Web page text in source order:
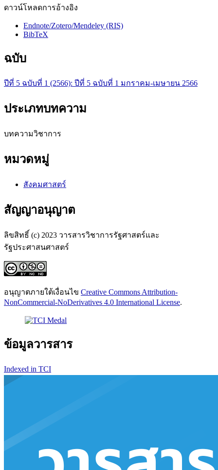
ดาวน์โหลดการอ้างอิง
Endnote/Zotero/Mendeley (RIS)
BibTeX
ฉบับ
ปีที่ 5 ฉบับที่ 1 (2566): ปีที่ 5 ฉบับที่ 1 มกราคม-เมษายน 2566
ประเภทบทความ
บทความวิชาการ
หมวดหมู่
สังคมศาสตร์
สัญญาอนุญาต
ลิขสิทธิ์ (c) 2023 วารสารวิชาการรัฐศาสตร์และ
รัฐประศาสนศาสตร์
อนุญาตภายใต้เงื่อนไข Creative Commons Attribution-
NonCommercial-NoDerivatives 4.0 International License.
ข้อมูลวารสาร
Indexed in TCI